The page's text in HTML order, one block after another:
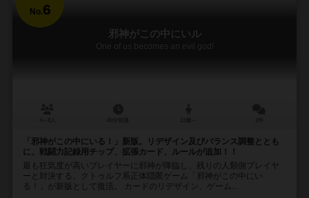
No.6
邪神がこの中にいル
One of us becomes an evil god!
「邪神がこの中にいる！」新版。リデザイン及びバランス調整ととも
に、戦闘力記録用チップ、拡張カード、ルールが追加！！
最も狂気度が高いプレイヤーに邪神が降臨し、残りの人類側プレイヤ
ーと対決する。クトゥルフ系正体隠匿ゲーム「邪神がこの中にい
る！」が新版として復活。 カードのリデザイン、ゲーム...